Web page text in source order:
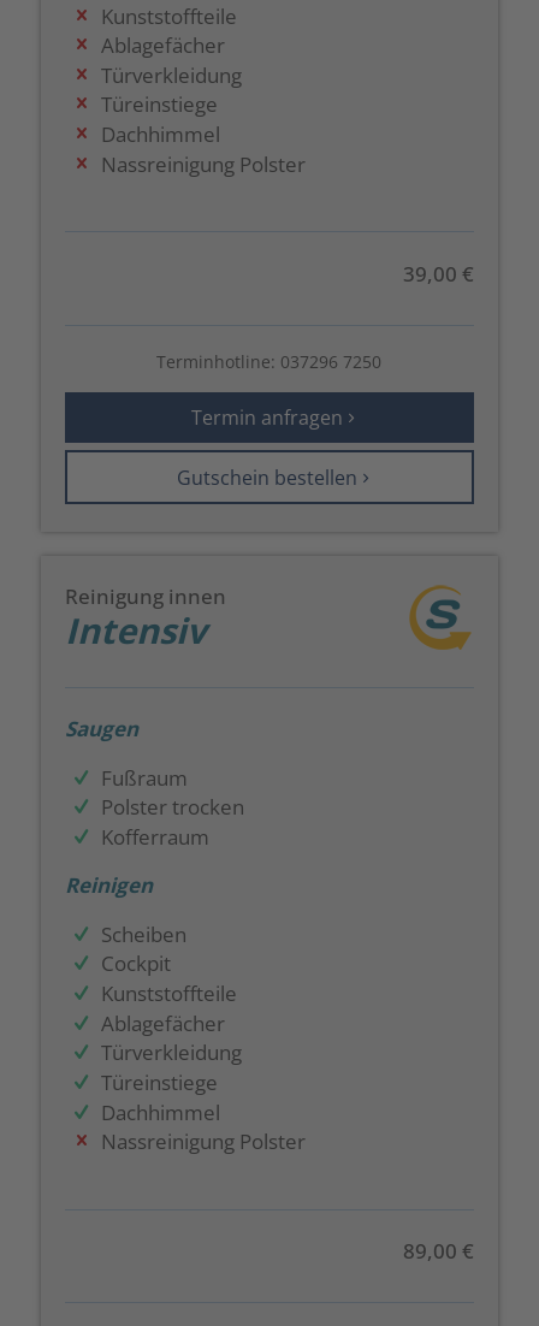
Kunststoffteile
Ablagefächer
Türverkleidung
Türeinstiege
Dachhimmel
Nassreinigung Polster
39,00 €
Terminhotline: 037296 7250
Termin anfragen
Gutschein bestellen
Reinigung innen
Intensiv
Saugen
Fußraum
Polster trocken
Kofferraum
Reinigen
Scheiben
Cockpit
Kunststoffteile
Ablagefächer
Türverkleidung
Türeinstiege
Dachhimmel
Nassreinigung Polster
89,00 €